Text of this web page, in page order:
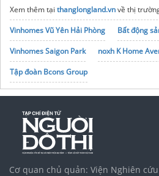
Xem thêm tại thanglongland.vnvề thị
Vinhomes Vũ Yên Hải Phòng
Bất động
Vinhomes Saigon Park
noxh K Home
Tập đoàn Bcons Group
Cơ quan chủ quản: Viện Nghiên